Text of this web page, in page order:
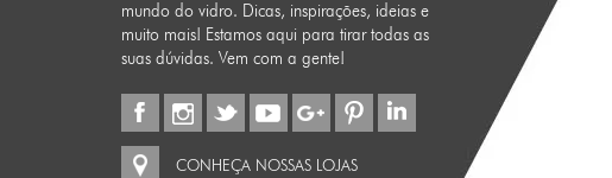
mundo do vidro. Dicas, inspirações, ideias e
muito mais! Estamos aqui para tirar todas as
suas dúvidas. Vem com a gente!
CONHEÇA NOSSAS LOJAS